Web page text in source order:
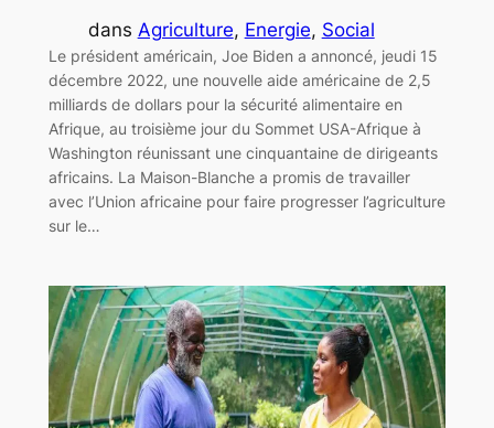
dans Agriculture, Energie, Social
Le président américain, Joe Biden a annoncé, jeudi 15
décembre 2022, une nouvelle aide américaine de 2,5
milliards de dollars pour la sécurité alimentaire en
Afrique, au troisième jour du Sommet USA-Afrique à
Washington réunissant une cinquantaine de dirigeants
africains. La Maison-Blanche a promis de travailler
avec l’Union africaine pour faire progresser l’agriculture
sur le…